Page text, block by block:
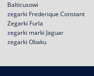
Balticusowi
zegarki Frederique Constant
Zegarki Furla
zegarki marki Jaguar
zegarki Obaku